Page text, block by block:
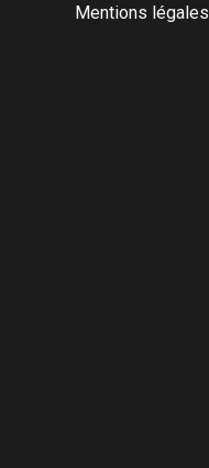
Mentions légales